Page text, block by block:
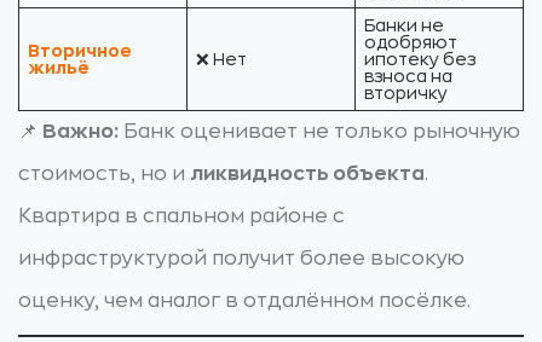
Вторичное
жильё
❌ Нет
Банки не
одобряют
ипотеку без
взноса на
вторичку
📌 Важно: Банк оценивает не только рыночную
стоимость, но и ликвидность объекта.
Квартира в спальном районе с
инфраструктурой получит более высокую
оценку, чем аналог в отдалённом посёлке.